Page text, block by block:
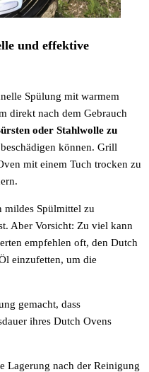
und effektive
Spülung mit warmem
direkt nach dem Gebrauch
oder Stahlwolle zu
können. Grill
mit einem Tuch trocken zu
mildes Spülmittel zu
Aber Vorsicht: Zu viel kann
empfehlen oft, den Dutch
einzufetten, um die
gemacht, dass
ihres Dutch Ovens
Lagerung nach der Reinigung